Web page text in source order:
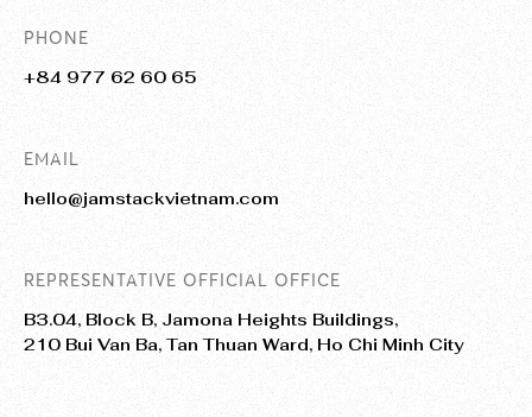
PHONE
+84 977 62 60 65
EMAIL
hello@jamstackvietnam.com
REPRESENTATIVE OFFICIAL OFFICE
B3.04, Block B, Jamona Heights Buildings,
210 Bui Van Ba, Tan Thuan Ward, Ho Chi Minh City